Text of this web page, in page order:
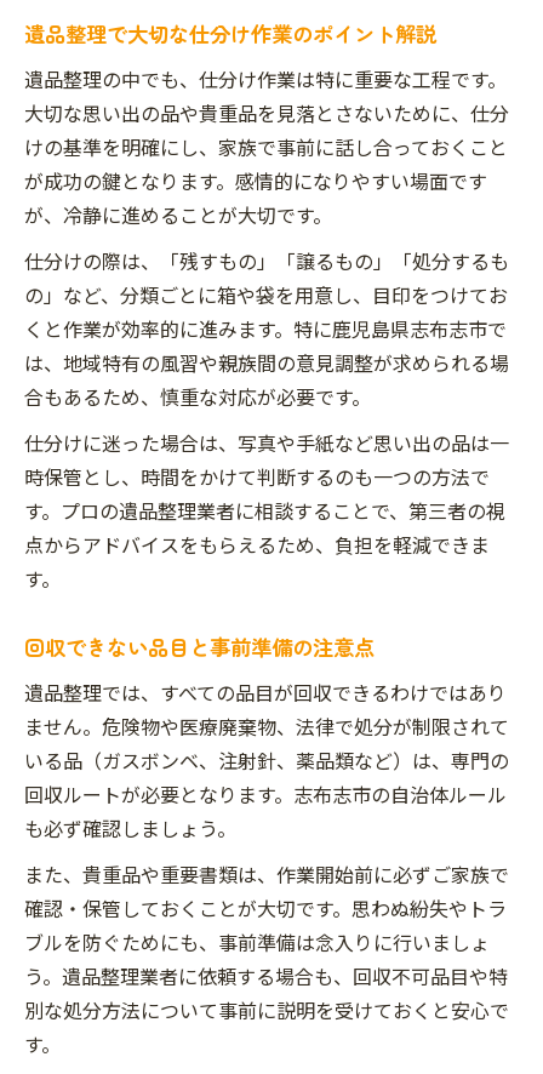
地域の事情に合わせた遺品整理の進め方
地域に根ざした遺品整理のメリットと注意
点
遺品整理で大切な仕分け作業のポイント解説
遺品整理の中でも、仕分け作業は特に重要な工程です。
大切な思い出の品や貴重品を見落とさないために、仕分
けの基準を明確にし、家族で事前に話し合っておくこと
が成功の鍵となります。感情的になりやすい場面です
が、冷静に進めることが大切です。
仕分けの際は、「残すもの」「譲るもの」「処分するも
の」など、分類ごとに箱や袋を用意し、目印をつけてお
くと作業が効率的に進みます。特に鹿児島県志布志市で
は、地域特有の風習や親族間の意見調整が求められる場
合もあるため、慎重な対応が必要です。
仕分けに迷った場合は、写真や手紙など思い出の品は一
時保管とし、時間をかけて判断するのも一つの方法で
す。プロの遺品整理業者に相談することで、第三者の視
点からアドバイスをもらえるため、負担を軽減できま
す。
回収できない品目と事前準備の注意点
遺品整理では、すべての品目が回収できるわけではあり
ません。危険物や医療廃棄物、法律で処分が制限されて
いる品（ガスボンベ、注射針、薬品類など）は、専門の
回収ルートが必要となります。志布志市の自治体ルール
も必ず確認しましょう。
また、貴重品や重要書類は、作業開始前に必ずご家族で
確認・保管しておくことが大切です。思わぬ紛失やトラ
ブルを防ぐためにも、事前準備は念入りに行いましょ
う。遺品整理業者に依頼する場合も、回収不可品目や特
別な処分方法について事前に説明を受けておくと安心で
す。